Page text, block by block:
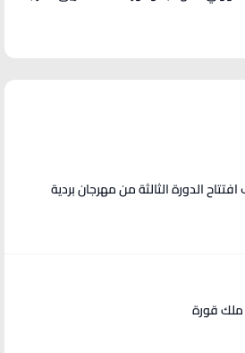
الدورة الثالثة من مهرجان بردية
ملك قورة